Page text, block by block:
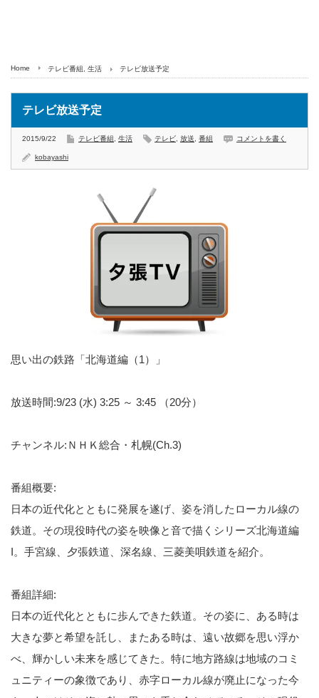
Home テレビ番組 生活 テレビ放送予定
テレビ放送予定
2015/9/22 テレビ番組 生活 テレビ 放送 番組 コメントを書く
kobayashi
思い出の鉄路「北海道編（1）」
放送時間:9/23 (水) 3:25 ～ 3:45 （20分）
チャンネル:ＮＨＫ総合・札幌(Ch.3)
番組概要:
日本の近代化とともに発展を遂げ、姿を消したローカル線の
鉄道。その現役時代の姿を映像と音で描くシリーズ北海道編
I。手宮線、夕張鉄道、深名線、三菱美唄鉄道を紹介。
番組詳細:
日本の近代化とともに歩んできた鉄道。その姿に、ある時は
大きな夢と希望を託し、またある時は、遠い故郷を思い浮か
べ、輝かしい未来を感じてきた。特に地方路線は地域のコミ
ュニティーの象徴であり、赤字ローカル線が廃止になった今